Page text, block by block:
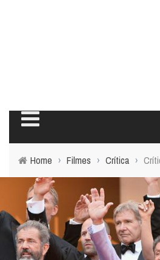
Home › Filmes › Crítica ›